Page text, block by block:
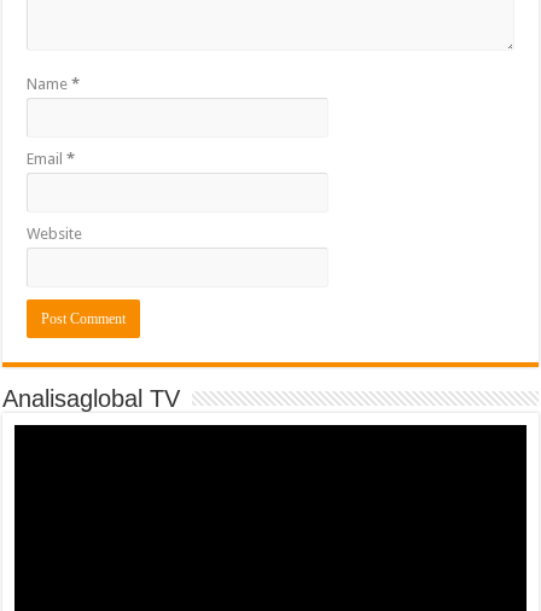
Name*
Email*
Website
Analisaglobal TV